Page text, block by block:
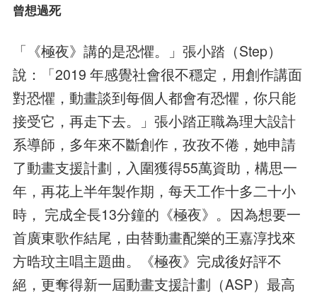
曾想過死
「《極夜》講的是恐懼。」張小踏（Step）
說：「2019 年感覺社會很不穩定，用創作講面
對恐懼，動畫談到每個人都會有恐懼，你只能
接受它，再走下去。」張小踏正職為理大設計
系導師，多年來不斷創作，孜孜不倦，她申請
了動畫支援計劃，入圍獲得55萬資助，構思一
年，再花上半年製作期，每天工作十多二十小
時， 完成全長13分鐘的《極夜》。因為想要一
首廣東歌作結尾，由替動畫配樂的王嘉淳找來
方晧玟主唱主題曲。《極夜》完成後好評不
絕，更奪得新一屆動畫支援計劃（ASP）最高